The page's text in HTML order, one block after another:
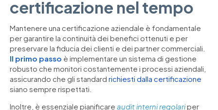
certificazione nel tempo
Mantenere una certificazione aziendale è fondamentale
per garantire la continuità dei benefici ottenuti e per
preservare la fiducia dei clienti e dei partner commerciali.
Il primo passo è implementare un sistema di gestione
robusto che monitori costantemente i processi aziendali,
assicurando che gli standard richiesti dalla certificazione
siano sempre rispettati.
Inoltre, è essenziale pianificare audit interni regolariper